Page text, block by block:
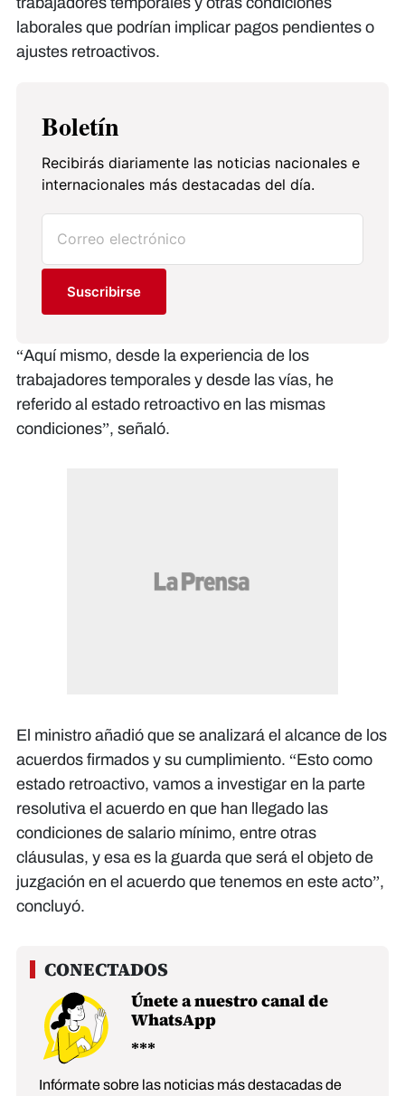
laborales que podrían implicar pagos pendientes o
ajustes retroactivos.
Boletín
Recibirás diariamente las noticias nacionales e
internacionales más destacadas del día.
Suscribirse
“Aquí mismo, desde la experiencia de los
trabajadores temporales y desde las vías, he
referido al estado retroactivo en las mismas
condiciones”, señaló.
El ministro añadió que se analizará el alcance de los
acuerdos firmados y su cumplimiento. “Esto como
estado retroactivo, vamos a investigar en la parte
resolutiva el acuerdo en que han llegado las
condiciones de salario mínimo, entre otras
cláusulas, y esa es la guarda que será el objeto de
juzgación en el acuerdo que tenemos en este acto”,
concluyó.
Únete a nuestro canal de
WhatsApp
Infórmate sobre las noticias más destacadas de